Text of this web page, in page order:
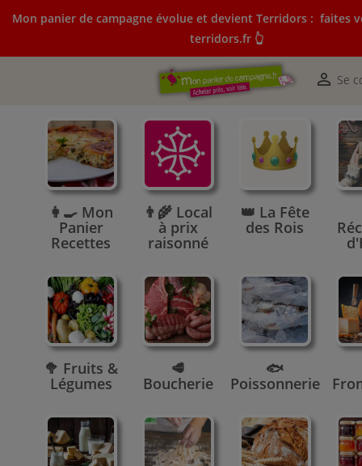
Mon panier de campagne évolue et devient Terridors : faites
terridors.fr 👆
 Se
Mon panier de campagne évolue et devient Terridors:
courses sur terridors.fr 👆
👩‍🍳 Mon
Panier
Recettes
👨‍🌾 Local
à prix
raisonné
👑 La Fête
des Rois
🥦 Fruits &
Légumes
🥩
Boucherie
🐟
Poissonnerie